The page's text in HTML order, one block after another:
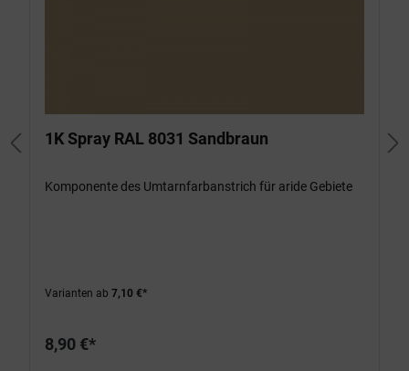
1K Spray RAL 8031 Sandbraun
Komponente des Umtarnfarbanstrich für aride Gebiete
Varianten ab 7,10 €*
8,90 €*